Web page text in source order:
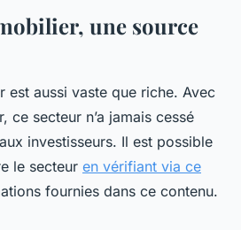
une source
est aussi vaste que riche. Avec
ce secteur n’a jamais cessé
investisseurs. Il est possible
le secteur en vérifiant via ce
fournies dans ce contenu.